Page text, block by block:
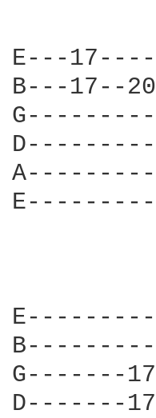
E---
B---
G-------
D-------